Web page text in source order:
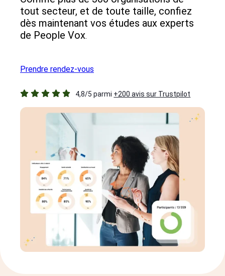
tout secteur, et de toute taille, confiez
dès maintenant vos études aux experts
de People Vox.
Prendre rendez-vous
4,8/5 parmi +200 avis sur Trustpilot